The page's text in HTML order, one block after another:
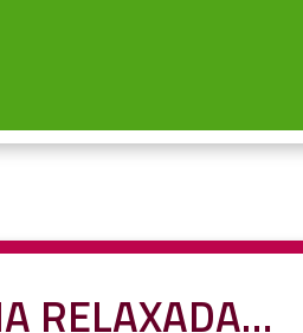
RELAXADA…